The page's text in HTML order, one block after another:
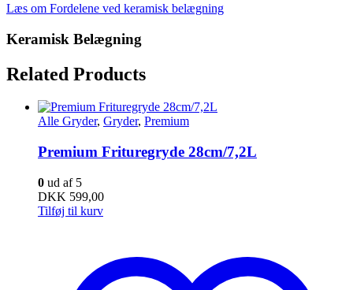
Læs om Fordelene ved keramisk belægning
Keramisk Belægning
Related Products
Alle Gryder, Gryder, Premium
Premium Frituregryde 28cm/7,2L
0 ud af 5
DKK 599,00
Tilføj til kurv